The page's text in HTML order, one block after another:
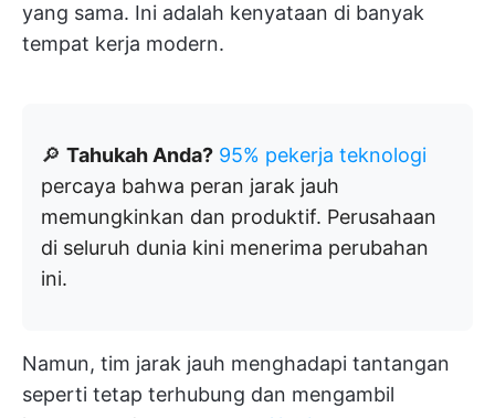
yang sama. Ini adalah kenyataan di banyak
tempat kerja modern.
🔎 Tahukah Anda? 95% pekerja teknologi
percaya bahwa peran jarak jauh
memungkinkan dan produktif. Perusahaan
di seluruh dunia kini menerima perubahan
ini.
Namun, tim jarak jauh menghadapi tantangan
seperti tetap terhubung dan mengambil